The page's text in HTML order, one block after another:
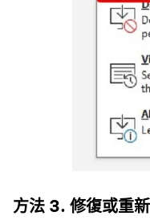
方法 3. 修復或重